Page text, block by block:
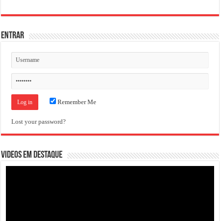
ENTRAR
Remember Me
Lost your password?
VIDEOS EM DESTAQUE